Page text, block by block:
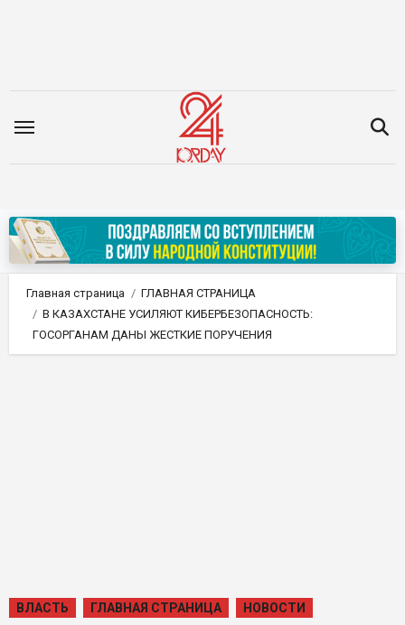
Главная страница
ГЛАВНАЯ СТРАНИЦА
В КАЗАХСТАНЕ УСИЛЯЮТ КИБЕРБЕЗОПАСНОСТЬ:
ГОСОРГАНАМ ДАНЫ ЖЕСТКИЕ ПОРУЧЕНИЯ
ВЛАСТЬ ГЛАВНАЯ СТРАНИЦА НОВОСТИ